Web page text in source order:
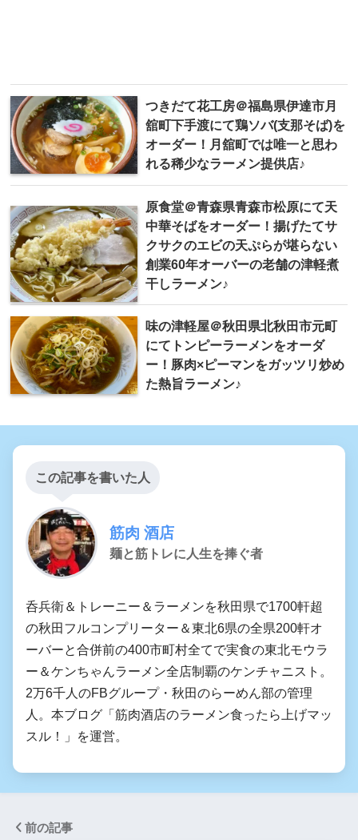
つきだて花工房＠福島県伊達市月
舘町下手渡にて鶏ソバ(支那そば)を
オーダー！月舘町では唯一と思わ
れる稀少なラーメン提供店♪
原食堂＠青森県青森市松原にて天
中華そばをオーダー！揚げたてサ
クサクのエビの天ぷらが堪らない
創業60年オーバーの老舗の津軽煮
干しラーメン♪
味の津軽屋＠秋田県北秋田市元町
にてトンピーラーメンをオーダ
ー！豚肉×ピーマンをガッツリ炒め
た熱旨ラーメン♪
この記事を書いた人
筋肉 酒店
麺と筋トレに人生を捧ぐ者
呑兵衛＆トレーニー＆ラーメンを秋田県で1700軒超
の秋田フルコンプリーター＆東北6県の全県200軒オ
ーバーと合併前の400市町村全てで実食の東北モウラ
ー＆ケンちゃんラーメン全店制覇のケンチャニスト。
2万6千人のFBグループ・秋田のらーめん部の管理
人。本ブログ「筋肉酒店のラーメン食ったら上げマッ
スル！」を運営。
前の記事